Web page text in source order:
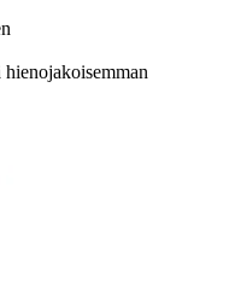
hienojakoisemman